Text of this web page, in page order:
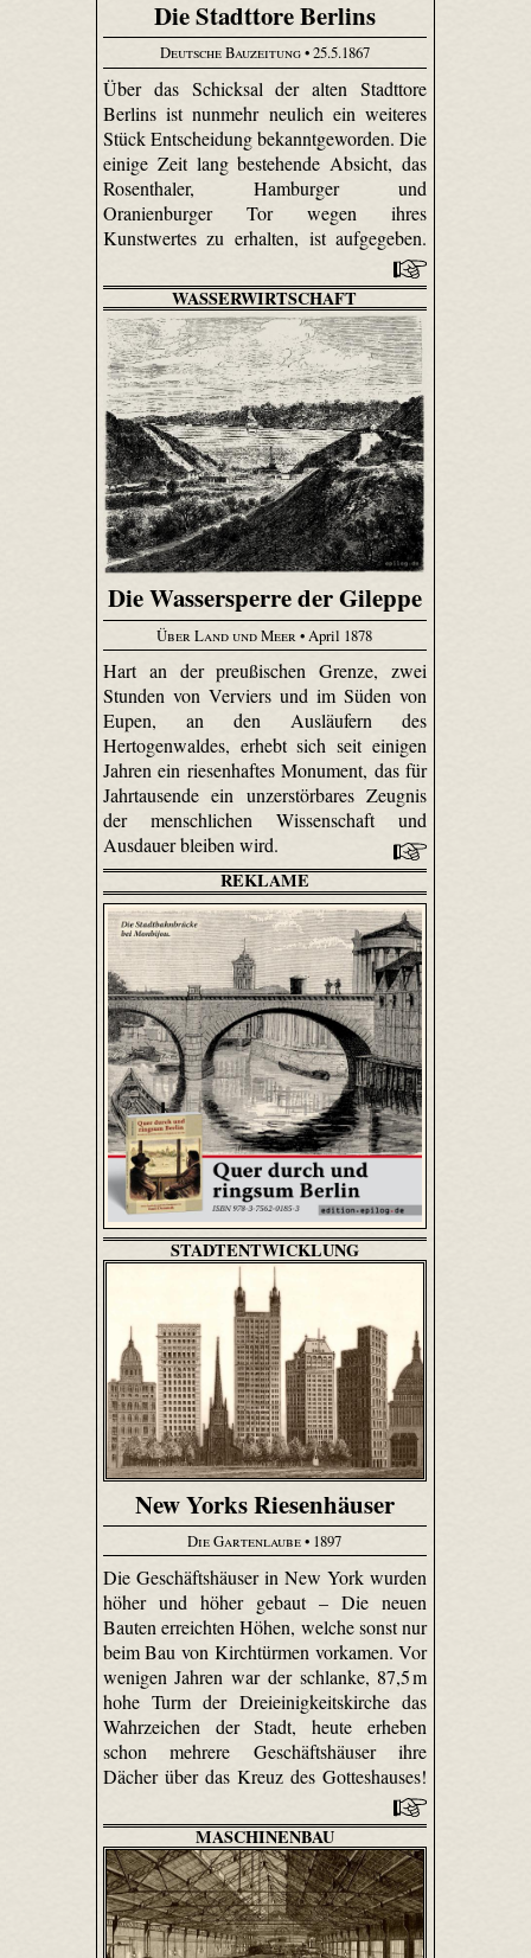
Die Stadttore Berlins
Deutsche Bauzeitung• 25.5.1867
Über das Schicksal der alten Stadttore
Berlins ist nunmehr neulich ein weiteres
Stück Entscheidung bekanntgeworden. Die
einige Zeit lang bestehende Absicht, das
Rosen­thaler, Hamburger und
Oranienburger Tor wegen ihres
Kunstwertes zu erhalten, ist aufgegeben.
WASSERWIRTSCHAFT
Die Wassersperre der Gileppe
Über Land und Meer• April 1878
Hart an der preußischen Grenze, zwei
Stunden von Verviers und im Süden von
Eupen, an den Ausläufern des
Hertogenwaldes, erhebt sich seit einigen
Jahren ein riesenhaftes Monument, das für
Jahrtausende ein unzerstörbares Zeugnis
der menschlichen Wissenschaft und
Ausdauer bleiben wird.
REKLAME
STADTENTWICKLUNG
New Yorks Riesenhäuser
Die Gartenlaube• 1897
Die Geschäftshäuser in New York wurden
höher und höher gebaut – Die neuen
Bauten erreichten Höhen, welche sonst nur
beim Bau von Kirchtürmen vorkamen. Vor
wenigen Jahren war der schlanke, 87,5 m
hohe Turm der Dreieinigkeitskirche das
Wahrzeichen der Stadt, heute erheben
schon mehrere Geschäftshäuser ihre
Dächer über das Kreuz des Gotteshauses!
MASCHINENBAU